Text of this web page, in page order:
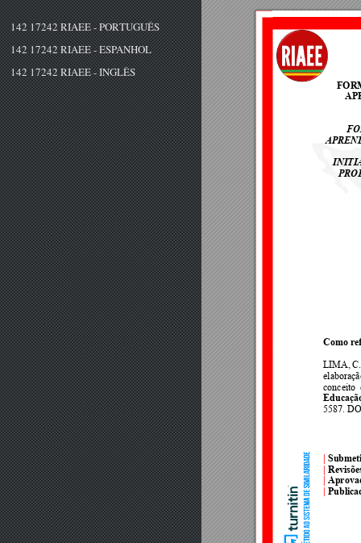
142 17242 RIAEE - PORTUGUÊS
142 17242 RIAEE - ESPANHOL
142 17242 RIAEE - INGLÊS
Como
LIMA,
conceito
5587.
|
|
|
|